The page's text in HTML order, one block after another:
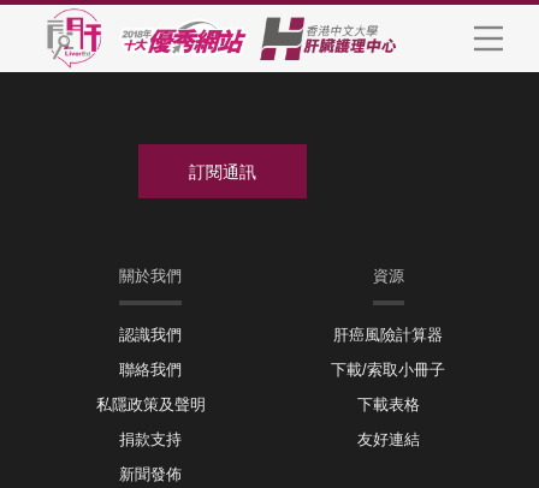
關於我們
認識我們
聯絡我們
私隱政策及聲明
捐款支持
新聞發佈
資源
肝癌風險計算器
下載/索取小冊子
下載表格
友好連結